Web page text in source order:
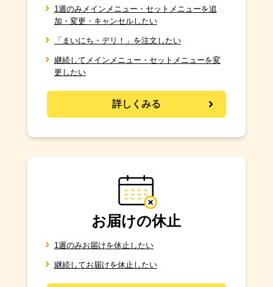
1週のみメインメニュー・セットメニューを追
加・変更・キャンセルしたい
「まいにち・デリ！」を注文したい
継続してメインメニュー・セットメニューを変
更したい
詳しくみる
お届けの休止
1週のみお届けを休止したい
継続してお届けを休止したい